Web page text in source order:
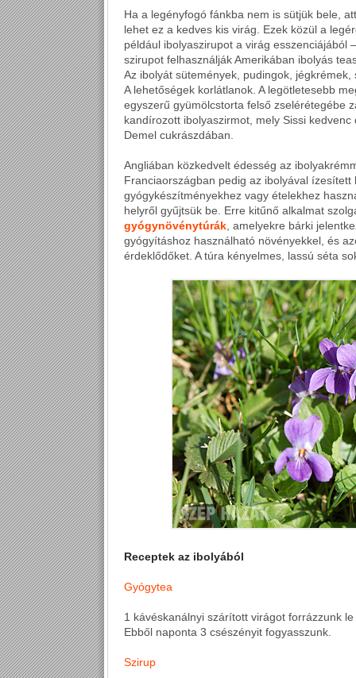
Ha a legényfogó fánkba nem is sütjük bele,
lehet ez a kedves kis virág. Ezek közül a
például ibolyaszirupot a virág esszenciájából
szirupot felhasználják Amerikában ibolyás
Az ibolyát sütemények, pudingok,
A lehetőségek korlátlanok. A legötletesebb
egyszerű gyümölcstorta felső zselérétegébe
kandírozott ibolyaszirmot, mely Sissi
Demel cukrászdában.
Angliában közkedvelt édesség az
Franciaországban pedig az ibolyával
gyógykészítményekhez vagy ételekhez
helyről gyűjtsük be. Erre kitűnő alkalmat
gyógynövénytúrák , amelyekre bárki
gyógyításhoz használható növényekkel, és
érdeklődőket. A túra kényelmes, lassú séta
Receptek az ibolyából
Gyógytea
1 kávéskanálnyi szárított virágot forrázzunk
Ebből naponta 3 csészényit fogyasszunk.
Szirup